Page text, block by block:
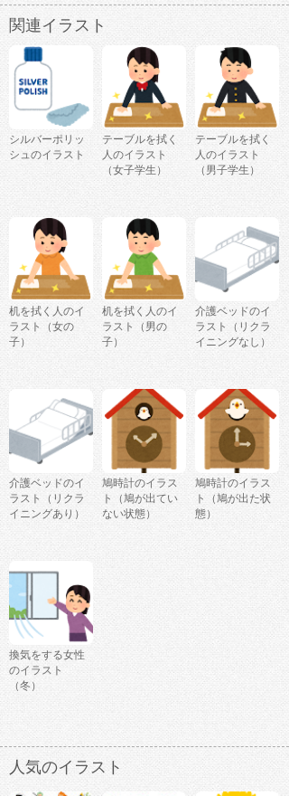
関連イラスト
シルバーポリッ
シュのイラスト
テーブルを拭く
人のイラスト
（女子学生）
テーブルを拭く
人のイラスト
（男子学生）
机を拭く人のイ
ラスト（女の
子）
机を拭く人のイ
ラスト（男の
子）
介護ベッドのイ
ラスト（リクラ
イニングなし）
介護ベッドのイ
ラスト（リクラ
イニングあり）
鳩時計のイラス
ト（鳩が出てい
ない状態）
鳩時計のイラス
ト（鳩が出た状
態）
換気をする女性
のイラスト
（冬）
人気のイラスト